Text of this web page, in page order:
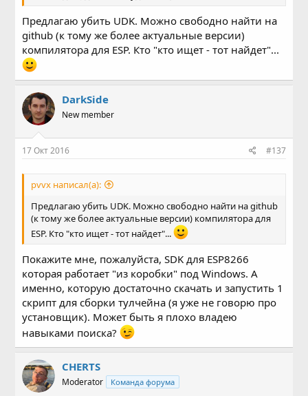
Предлагаю убить UDK. Можно свободно найти на
github (к тому же более актуальные версии)
компилятора для ESP. Кто "кто ищет - тот найдет"...
DarkSide
New member
17 Окт 2016 #137
pvvx написал(а):
Предлагаю убить UDK. Можно свободно найти на github
(к тому же более актуальные версии) компилятора для
ESP. Кто "кто ищет - тот найдет"...
Покажите мне, пожалуйста, SDK для ESP8266
которая работает "из коробки" под Windows. А
именно, которую достаточно скачать и запустить 1
скрипт для сборки тулчейна (я уже не говорю про
установщик). Может быть я плохо владею
навыками поиска?
CHERTS
Moderator Команда форума